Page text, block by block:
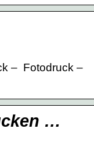
– Fotodruck –
…